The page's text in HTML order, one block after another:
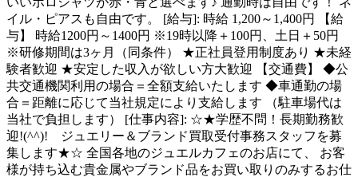
イル・ピアスも自由です。 [給与]: 時給 1,200～1,400円 【給
与】 時給1200円～1400円 ※19時以降＋100円、土日＋50円
※研修期間は3ヶ月（同条件） ★正社員登用制度あり ★未経
験者歓迎 ★安定した収入が欲しい方大歓迎 【交通費】 ◆公
共交通機関利用の場合＝全額支給いたします ◆車通勤の場
合＝距離に応じて当社規定により支給します （駐車場代は
当社で負担します） [仕事内容]: ☆★学歴不問！長期勤務歓
迎!(^^)! ジュエリー＆ブランド買取受付事務スタッフを募
集します★☆ 全国各地のジュエルカフェのお店にて、 お客
様が持ち込む貴金属やブランド品をお買い取りのみするお仕